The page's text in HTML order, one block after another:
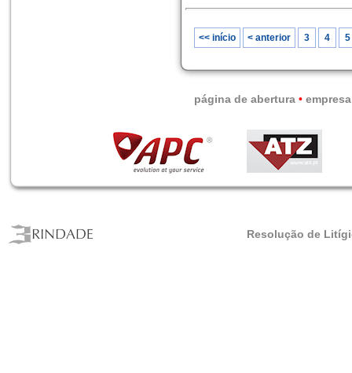
<< início < anterior 3 4 5
página de abertura • empresa
Resolução de